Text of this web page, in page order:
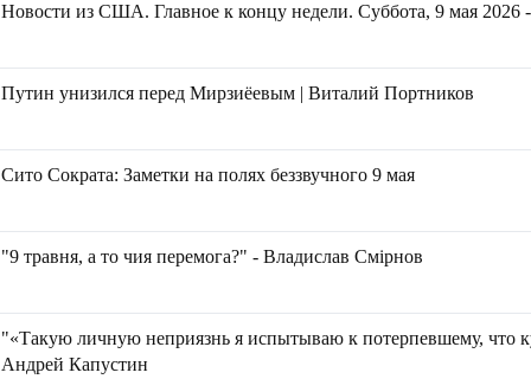
Новости из США. Главное к концу недели. Суббота, 9 мая 2026
Путин унизился перед Мирзиёевым | Виталий Портников
Сито Сократа: Заметки на полях беззвучного 9 мая
"9 травня, а то чия перемога?" - Владислав Смірнов
"«Такую личную неприязнь я испытываю к потерпевшему, что
Андрей Капустин